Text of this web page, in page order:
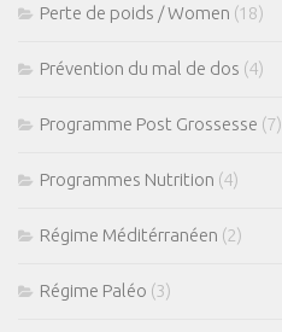
Perte de poids / Women (18)
Prévention du mal de dos (4)
Programme Post Grossesse (7)
Programmes Nutrition (4)
Régime Méditérranéen (2)
Régime Paléo (3)